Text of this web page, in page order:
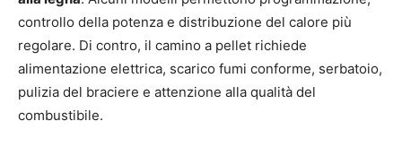
controllo della potenza e distribuzione del calore più
regolare. Di contro, il camino a pellet richiede
alimentazione elettrica, scarico fumi conforme, serbatoio,
pulizia del braciere e attenzione alla qualità del
combustibile.